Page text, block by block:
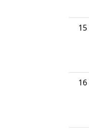
15
16